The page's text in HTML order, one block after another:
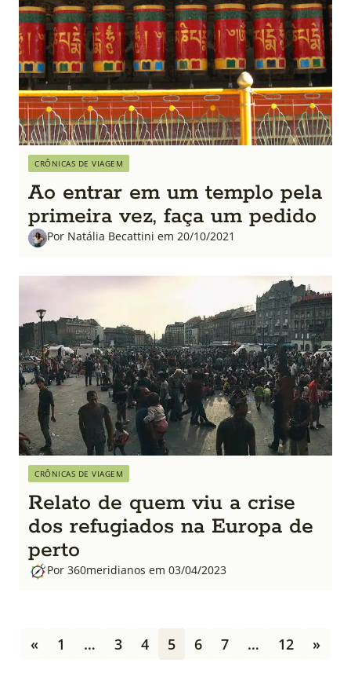
CRÔNICAS DE VIAGEM
Ao entrar em um templo pela
primeira vez, faça um pedido
Por Natália Becattini em 20/10/2021
CRÔNICAS DE VIAGEM
Relato de quem viu a crise
dos refugiados na Europa de
perto
Por 360meridianos em 03/04/2023
« 1 … 3 4 5 6 7 … 12 »